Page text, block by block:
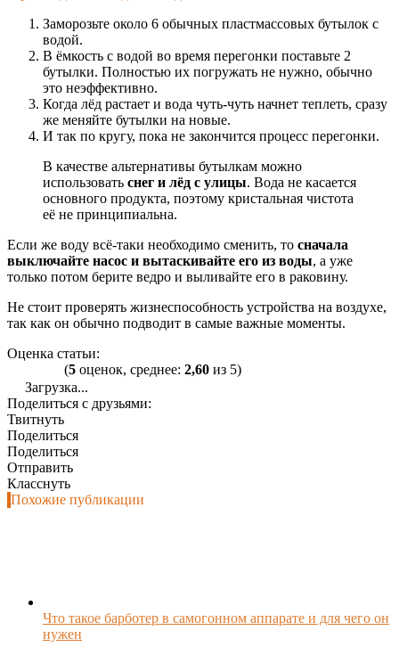
Заморозьте около 6 обычных пластмассовых бутылок с
водой.
В ёмкость с водой во время перегонки поставьте 2
бутылки. Полностью их погружать не нужно, обычно
это неэффективно.
Когда лёд растает и вода чуть-чуть начнет теплеть, сразу
же меняйте бутылки на новые.
И так по кругу, пока не закончится процесс перегонки.
В качестве альтернативы бутылкам можно
использовать снег и лёд с улицы. Вода не касается
основного продукта, поэтому кристальная чистота
её не принципиальна.
Если же воду всё-таки необходимо сменить, то сначала
выключайте насос и вытаскивайте его из воды, а уже
только потом берите ведро и выливайте его в раковину.
Не стоит проверять жизнеспособность устройства на воздухе,
так как он обычно подводит в самые важные моменты.
Оценка статьи:
(5 оценок, среднее: 2,60 из 5)
Загрузка...
Поделиться с друзьями:
Твитнуть
Поделиться
Поделиться
Отправить
Класснуть
Похожие публикации
Что такое барботер в самогонном аппарате и для чего он
нужен